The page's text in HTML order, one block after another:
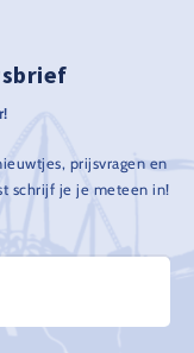
prijsvragen en
schrijf je je meteen in!